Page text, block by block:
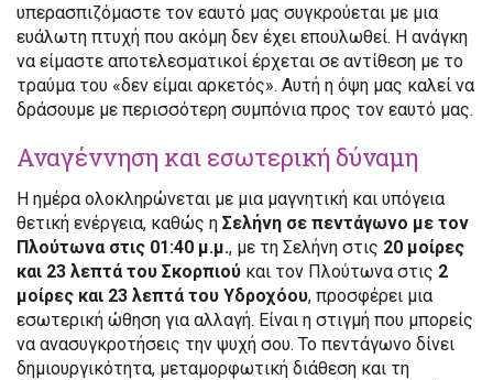
υπερασπιζόμαστε τον εαυτό μας συγκρούεται με μια
ευάλωτη πτυχή που ακόμη δεν έχει επουλωθεί. Η ανάγκη
να είμαστε αποτελεσματικοί έρχεται σε αντίθεση με το
τραύμα του «δεν είμαι αρκετός». Αυτή η όψη μας καλεί να
δράσουμε με περισσότερη συμπόνια προς τον εαυτό μας.
Αναγέννηση και εσωτερική δύναμη
Η ημέρα ολοκληρώνεται με μια μαγνητική και υπόγεια
θετική ενέργεια, καθώς η Σελήνη σε πεντάγωνο με τον
Πλούτωνα στις 01:40 μ.μ., με τη Σελήνη στις 20 μοίρες
και 23 λεπτά του Σκορπιού και τον Πλούτωνα στις 2
μοίρες και 23 λεπτά του Υδροχόου, προσφέρει μια
εσωτερική ώθηση για αλλαγή. Είναι η στιγμή που μπορείς
να ανασυγκροτήσεις την ψυχή σου. Το πεντάγωνο δίνει
δημιουργικότητα, μεταμορφωτική διάθεση και τη